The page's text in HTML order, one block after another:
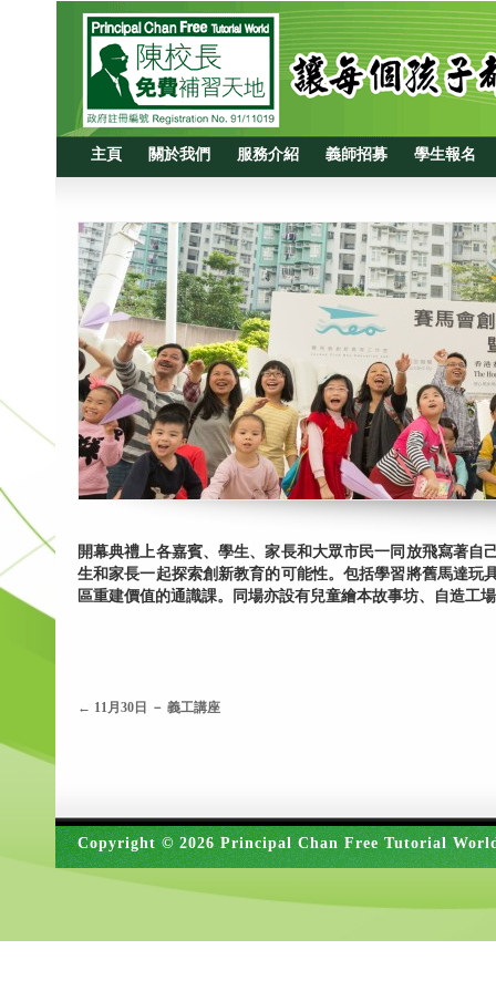
主頁 關於我們 服務介紹 義師招募 學生報名
開幕典禮上各嘉賓、學生、家長和大眾市民一同放飛寫著
生和家長一起探索創新教育的可能性。包括學習將舊馬達
區重建價值的通識課。同場亦設有兒童繪本故事坊、自造工
← 11月30日 － 義工講座
Copyright © 2026 Principal Chan Free Tutorial